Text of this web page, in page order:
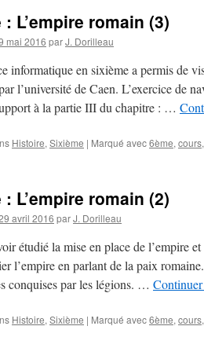
: L’empire romain (3)
mai 2016 parJ. Dorilleau
informatique en sixième a permis de
l’université de Caen. L’exercice de
à la partie III du chapitre : …
Histoire, Sixième | Marqué avec6ème, cours,
: L’empire romain (2)
avril 2016 parJ. Dorilleau
étudié la mise en place de l’empire
l’empire en parlant de la paix
conquises par les légions. …
Histoire, Sixième | Marqué avec6ème, cours,